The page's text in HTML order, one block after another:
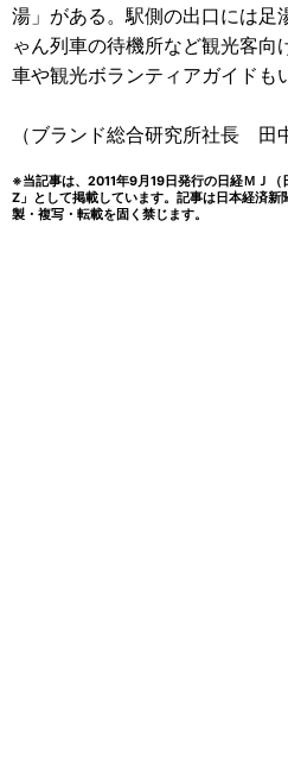
湯」がある。駅側の出口には足
ゃん列車の待機所など観光客向
車や観光ボランティアガイドも
（ブランド総合研究所社長 田
※当記事は、2011年9月19日発行の日経ＭＪ
Z」として掲載しています。記事は日本経済新
製・複写・転載を固く禁じます。